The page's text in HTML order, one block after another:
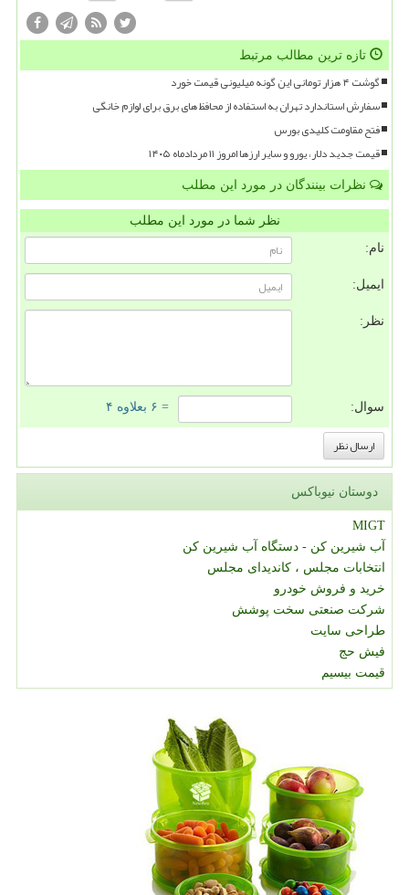
تازه ترین مطالب مرتبط
گوشت ۴ هزار تومانی این گونه میلیونی قیمت خورد
سفارش استاندارد تهران به استفاده از محافظ های برق برای لوازم خانگی
فتح مقاومت کلیدی بورس
قیمت جدید دلار، یورو و سایر ارزها امروز ۱۱ مردادماه ۱۴۰۵
نظرات بینندگان در مورد این مطلب
نظر شما در مورد این مطلب
نام:
ایمیل:
نظر:
سوال: = ۶ بعلاوه ۴
دوستان نیوباکس
MIGT
آب شیرین کن - دستگاه آب شیرین کن
انتخابات مجلس ، کاندیدای مجلس
خرید و فروش خودرو
شرکت صنعتی سخت پوشش
طراحی سایت
فیش حج
قیمت بیسیم